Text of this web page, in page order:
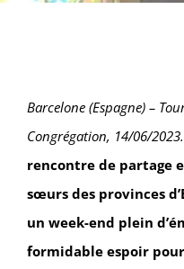
Barcelone (Espagne) –
Congrégation, 14/06/
rencontre de partage
sœurs des provinces
un week-end plein
formidable espoir